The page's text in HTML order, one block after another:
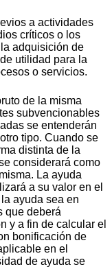
a actividades
críticos o los
adquisición de
utilidad para la
o servicios.
de la misma
subvencionables
se entenderán
tipo. Cuando se
distinta de la
considerará como
La ayuda
a su valor en el
ayuda sea en
que deberá
y a fin de calcular el
bonificación de
en el
de ayuda se